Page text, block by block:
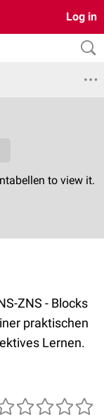
Log in
ZNS - Blocks
praktischen
Lernen.